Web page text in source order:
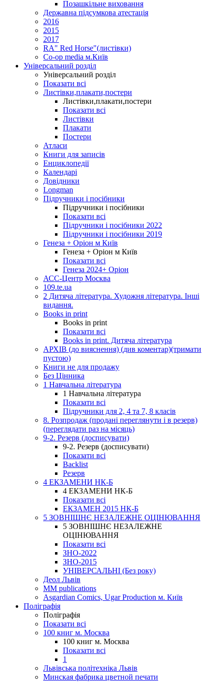
Позашкільне виховання
Державна підсумкова атестація
2016
2015
2017
RA" Red Horse"(листівки)
Co-op media м.Київ
Універсальний розділ
Універсальний розділ
Показати всі
Листівки,плакати,постери
Листівки,плакати,постери
Показати всі
Листівки
Плакати
Постери
Атласи
Книги для записів
Енциклопедії
Календарі
Довідники
Longman
Підручники і посібники
Підручники і посібники
Показати всі
Підручники і посібники 2022
Підручники і посібники 2019
Генеза + Оріон м Київ
Генеза + Оріон м Київ
Показати всі
Генеза 2024+ Оріон
АСС-Центр Москва
109.te.ua
2 Дитяча література. Художня література. Інші
видання.
Books in print
Books in print
Показати всі
Books in print. Дитяча література
АРХІВ (до вияснення) (див коментар)(тримати
пустою)
Книги не для продажу
Без Цінника
1 Навчальна література
1 Навчальна література
Показати всі
Підручники для 2, 4 та 7, 8 класів
8. Розпродаж (продані переглянути і в резерв)
(переглядати раз на місяць)
9-2. Резерв (досписувати)
9-2. Резерв (досписувати)
Показати всі
Backlist
Резерв
4 ЕКЗАМЕНИ НК-Б
4 ЕКЗАМЕНИ НК-Б
Показати всі
ЕКЗАМЕН 2015 НК-Б
5 ЗОВНІШНЄ НЕЗАЛЕЖНЕ ОЦІНЮВАННЯ
5 ЗОВНІШНЄ НЕЗАЛЕЖНЕ
ОЦІНЮВАННЯ
Показати всі
ЗНО-2022
ЗНО-2015
УНІВЕРСАЛЬНІ (Без року)
Деол Львів
MM publications
Asgardian Comics, Ugar Production м. Київ
Поліграфія
Поліграфія
Показати всі
100 книг м. Москва
100 книг м. Москва
Показати всі
1
Львівська політехніка Львів
Минская фабрика цветной печати